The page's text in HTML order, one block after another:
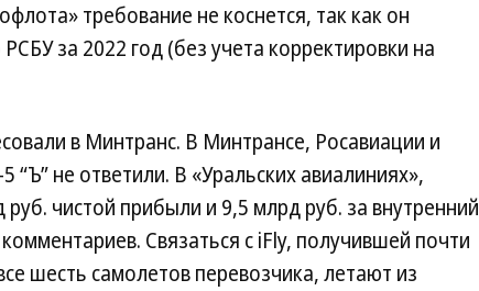
требование не коснется, так как он
за 2022 год (без учета корректировки на
в Минтранс. В Минтрансе, Росавиации и
“Ъ” не ответили. В «Уральских авиалиниях»,
чистой прибыли и 9,5 млрд руб. за внутренний
Связаться с iFly, получившей почти
шесть самолетов перевозчика, летают из